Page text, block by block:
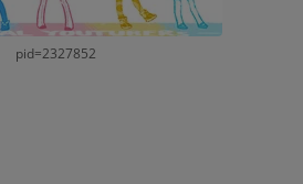
pid=2327852